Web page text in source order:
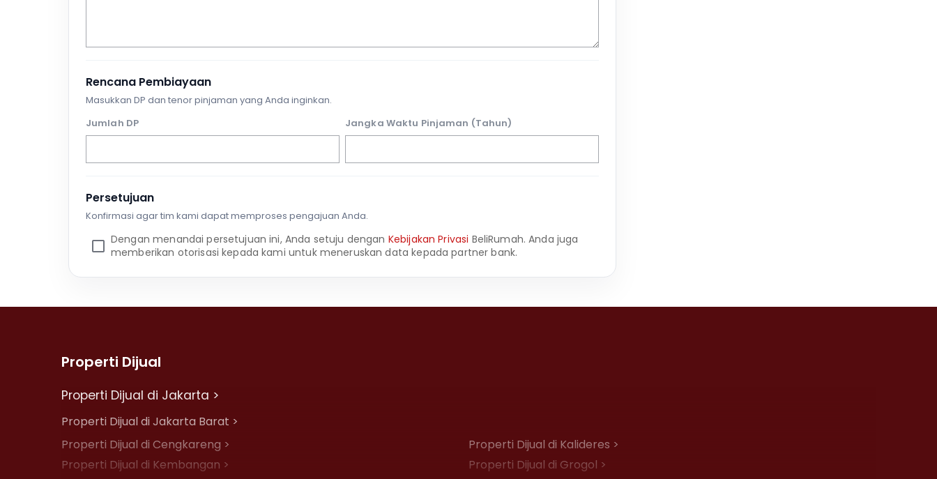
Rencana Pembiayaan
Masukkan DP dan tenor pinjaman yang Anda inginkan.
Jumlah DP
Jangka Waktu Pinjaman (Tahun)
Persetujuan
Konfirmasi agar tim kami dapat memproses pengajuan Anda.
Dengan menandai persetujuan ini, Anda setuju dengan Kebijakan Privasi BeliRumah. Anda juga
memberikan otorisasi kepada kami untuk meneruskan data kepada partner bank.
Properti Dijual
Properti Dijual di Jakarta >
Properti Dijual di Jakarta Barat >
Properti Dijual di Cengkareng >
Properti Dijual di Kalideres >
Properti Dijual di Kembangan >
Properti Dijual di Grogol >